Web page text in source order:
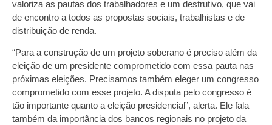
valoriza as pautas dos trabalhadores e um destrutivo, que vai
de encontro a todos as propostas sociais, trabalhistas e de
distribuição de renda.
“Para a construção de um projeto soberano é preciso além da
eleição de um presidente comprometido com essa pauta nas
próximas eleições. Precisamos também eleger um congresso
comprometido com esse projeto. A disputa pelo congresso é
tão importante quanto a eleição presidencial”, alerta. Ele fala
também da importância dos bancos regionais no projeto da